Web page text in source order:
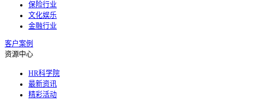
保险行业
文化娱乐
金融行业
客户案例
资源中心
HR科学院
最新资讯
精彩活动